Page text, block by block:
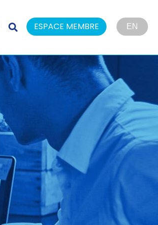
ESPACE MEMBRE EN